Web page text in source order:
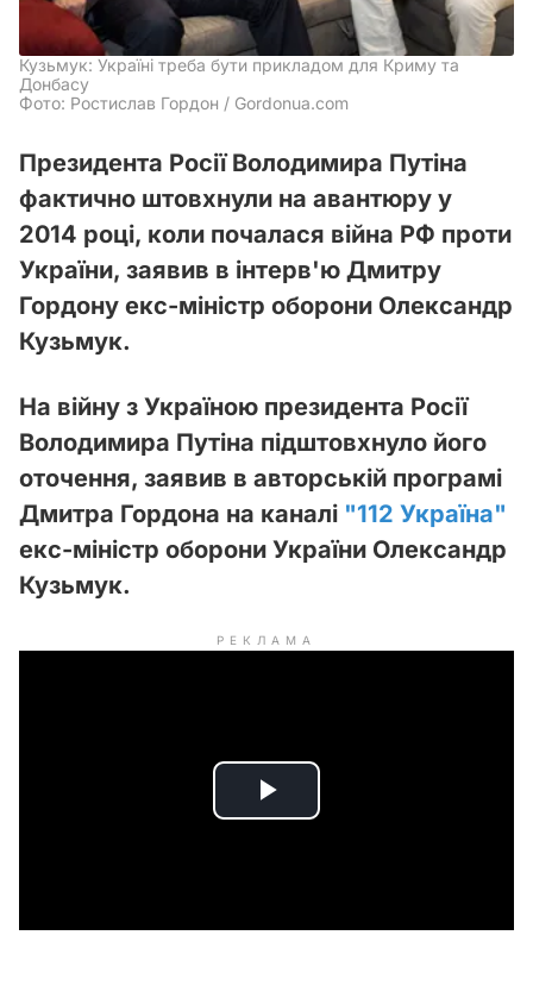
Кузьмук: Україні треба бути прикладом для Криму та
Донбасу
Фото: Ростислав Гордон / Gordonua.com
Президента Росії Володимира Путіна
фактично штовхнули на авантюру у
2014 році, коли почалася війна РФ проти
України, заявив в інтерв'ю Дмитру
Гордону екс-міністр оборони Олександр
Кузьмук.
На війну з Україною президента Росії
Володимира Путіна підштовхнуло його
оточення, заявив в авторській програмі
Дмитра Гордона на каналі "112 Україна"
екс-міністр оборони України Олександр
Кузьмук.
РЕКЛАМА
P
a